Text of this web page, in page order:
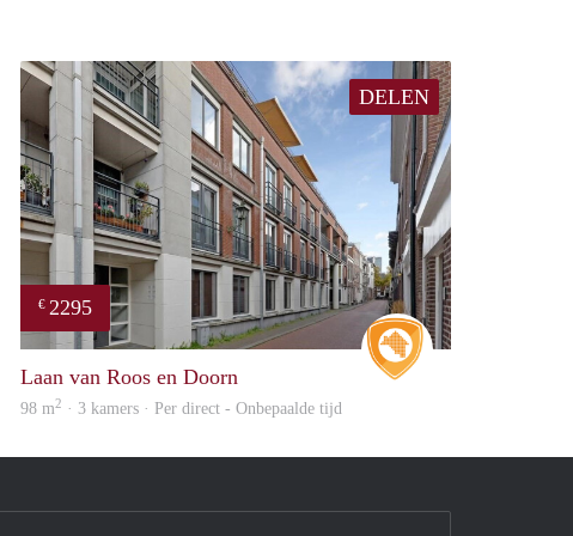
DELEN
€ 2295
Real Estate
Laan van Roos en Doorn
98 m2 · 3 kamers · Per direct - Onbepaalde tijd